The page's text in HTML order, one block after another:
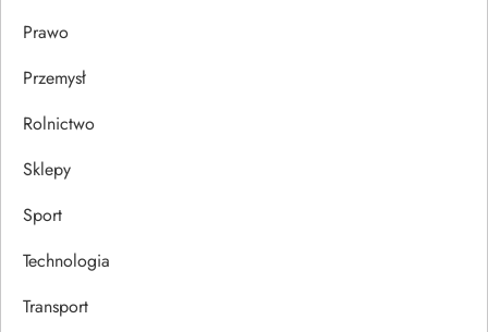
Prawo
Przemysł
Rolnictwo
Sklepy
Sport
Technologia
Transport